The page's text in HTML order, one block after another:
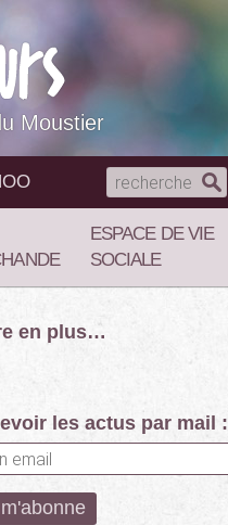
Moustier
ESPACE DE VIE
SOCIALE
en plus…
les actus par mail :